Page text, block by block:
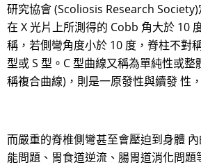
研究協會 (Scoliosis Research
在 X 光片上所測得的 Cobb 角大於 10
稱，若側彎角度小於 10 度，脊柱不對
型或 S 型。C 型曲線又稱為單純性或整
稱複合曲線)，則是一原發性與續發 性，
而嚴重的脊椎側彎甚至會壓迫到身體
能問題、胃食道逆流、腸胃道消化問題